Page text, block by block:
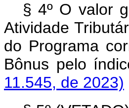
§ 4º O valor
Atividade
do Programa
Bônus pelo
11.545, de 2023)